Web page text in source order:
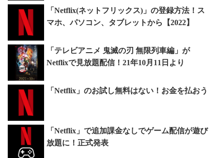
「Netflix(ネットフリックス)」の登録方法！ス
マホ、パソコン、タブレットから【2022】
「テレビアニメ 鬼滅の刃 無限列車編」が
Netflixで見放題配信！21年10月11日より
「Netflix」のお試し無料はない！お金を払おう
「Netflix」で追加課金なしでゲーム配信が遊び
放題に！正式発表